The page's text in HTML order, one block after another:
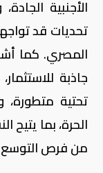
الأجنبية
تحديات قد
المصري. كما
جاذبة
تحتية
الحرة، بما يتيح
من فرص التوسع